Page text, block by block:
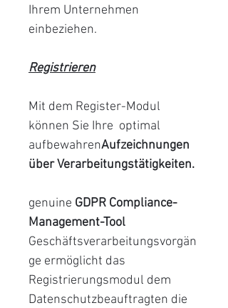
Ihrem Unternehmen
einbeziehen.
Registrieren
Mit dem Register-Modul
können Sie Ihre optimal
aufbewahrenAufzeichnungen
über Verarbeitungstätigkeiten.
genuine GDPR Compliance-
Management-Tool
Geschäftsverarbeitungsvorgän
ge ermöglicht das
Registrierungsmodul dem
Datenschutzbeauftragten die